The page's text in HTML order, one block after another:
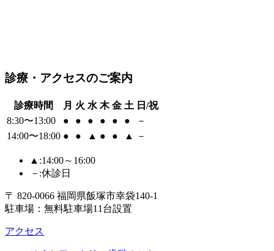
診療・アクセスのご案内
診療時間 月 火 水 木 金 土 日/祝
8:30〜13:00
● ● ● ● ● ●
－
14:00〜18:00 ● ● ▲ ● ● ▲ －
▲ :14:00～16:00
－ :休診日
〒 820-0066 福岡県飯塚市幸袋140-1
駐車場：無料駐車場11台設置
アクセス